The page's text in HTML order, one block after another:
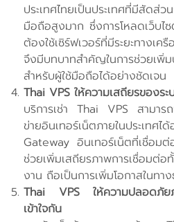
ประเทศไทยเป็นประเทศที่มีสัดส่ว
มือถือสูงมาก ซึ่งการโหลดเว็บไ
ต้องใช้เซิร์ฟเวอร์ที่มีระยะทาง
จึงมีบทบาทสำคัญในการช่วยเพิ่ม
สำหรับผู้ใช้มือถือได้อย่างชัดเจน
Thai VPS ให้ความเสถียรของระ
บริการเช่า Thai VPS สามารถ
ข่ายอินเทอร์เน็ตภายในประเท
Gateway อินเทอร์เน็ตที่เชื่อม
ช่วยเพิ่มเสถียรภาพการเชื่อมต่อ
งาน ถือเป็นการเพิ่มโอกาสในทา
Thai VPS ให้ความปลอดภัยภ
เข้าใจกัน